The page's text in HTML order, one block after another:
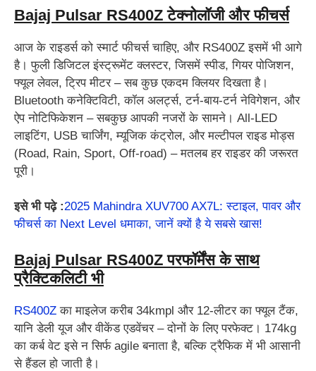
Bajaj Pulsar RS400Z टेक्नोलॉजी और फीचर्स
आज के राइडर्स को स्मार्ट फीचर्स चाहिए, और RS400Z इसमें भी आगे
है। फुली डिजिटल इंस्ट्रूमेंट क्लस्टर, जिसमें स्पीड, गियर पोजिशन,
फ्यूल लेवल, ट्रिप मीटर – सब कुछ एकदम क्लियर दिखता है।
Bluetooth कनेक्टिविटी, कॉल अलर्ट्स, टर्न-बाय-टर्न नेविगेशन, और
ऐप नोटिफिकेशन – सबकुछ आपकी नजरों के सामने। All-LED
लाइटिंग, USB चार्जिंग, म्यूजिक कंट्रोल, और मल्टीपल राइड मोड्स
(Road, Rain, Sport, Off-road) – मतलब हर राइडर की जरूरत
पूरी।
इसे भी पढ़े :2025 Mahindra XUV700 AX7L: स्टाइल, पावर और
फीचर्स का Next Level धमाका, जानें क्यों है ये सबसे खास!
Bajaj Pulsar RS400Z परफॉर्मेंस के साथ
प्रैक्टिकलिटी भी
RS400Zका माइलेज करीब 34kmpl और 12-लीटर का फ्यूल टैंक,
यानि डेली यूज और वीकेंड एडवेंचर – दोनों के लिए परफेक्ट। 174kg
का कर्ब वेट इसे न सिर्फ agile बनाता है, बल्कि ट्रैफिक में भी आसानी
से हैंडल हो जाती है।